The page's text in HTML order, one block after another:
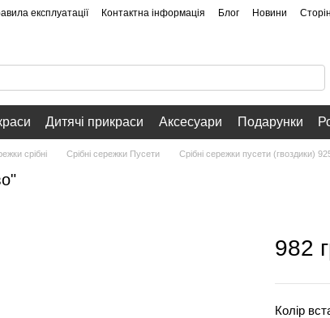
експлуатації Контактна інформація Блог Новини
Дитячі прикраси Аксесуари Подарунки
срібні Срібні сережки Пусети Срібні сережки пусети (гвоздики)
982
Колір